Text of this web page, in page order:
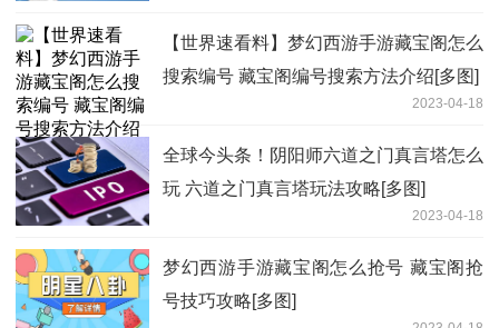
【世界速看料】梦幻西游手游藏宝阁怎么
搜索编号 藏宝阁编号搜索方法介绍[多图]
2023-04-18
全球今头条！阴阳师六道之门真言塔怎么
玩 六道之门真言塔玩法攻略[多图]
2023-04-18
梦幻西游手游藏宝阁怎么抢号 藏宝阁抢
号技巧攻略[多图]